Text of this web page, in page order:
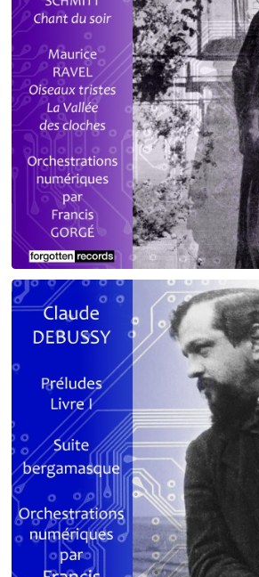
Debussy - Schmitt - Ravel
orchestrations numériques par